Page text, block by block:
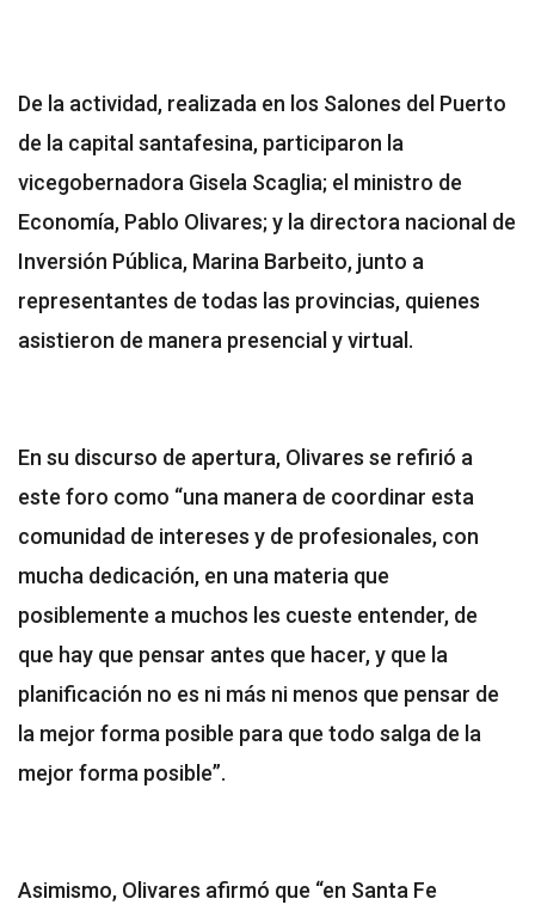
De la actividad, realizada en los Salones del Puerto
de la capital santafesina, participaron la
vicegobernadora Gisela Scaglia; el ministro de
Economía, Pablo Olivares; y la directora nacional de
Inversión Pública, Marina Barbeito, junto a
representantes de todas las provincias, quienes
asistieron de manera presencial y virtual.
En su discurso de apertura, Olivares se refirió a
este foro como “una manera de coordinar esta
comunidad de intereses y de profesionales, con
mucha dedicación, en una materia que
posiblemente a muchos les cueste entender, de
que hay que pensar antes que hacer, y que la
planificación no es ni más ni menos que pensar de
la mejor forma posible para que todo salga de la
mejor forma posible”.
Asimismo, Olivares afirmó que “en Santa Fe